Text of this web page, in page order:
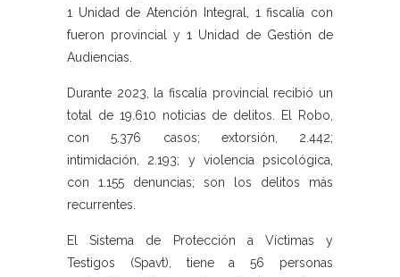
1 Unidad de Atención Integral, 1 fiscalía con
fueron provincial y 1 Unidad de Gestión de
Audiencias.
Durante 2023, la fiscalía provincial recibió un
total de 19.610 noticias de delitos. El Robo,
con 5.376 casos; extorsión, 2.442;
intimidación, 2.193; y violencia psicológica,
con 1.155 denuncias; son los delitos más
recurrentes.
El Sistema de Protección a Víctimas y
Testigos (Spavt), tiene a 56 personas